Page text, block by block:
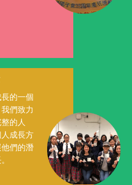
的一個
們致力
的人
成長方
們的潛